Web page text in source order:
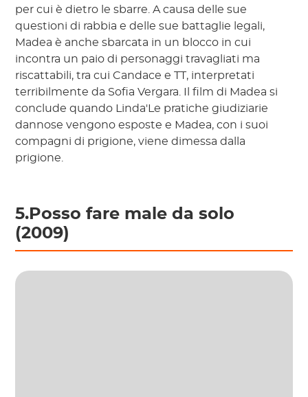
per cui è dietro le sbarre. A causa delle sue
questioni di rabbia e delle sue battaglie legali,
Madea è anche sbarcata in un blocco in cui
incontra un paio di personaggi travagliati ma
riscattabili, tra cui Candace e TT, interpretati
terribilmente da Sofia Vergara. Il film di Madea si
conclude quando Linda'Le pratiche giudiziarie
dannose vengono esposte e Madea, con i suoi
compagni di prigione, viene dimessa dalla
prigione.
5.Posso fare male da solo
(2009)